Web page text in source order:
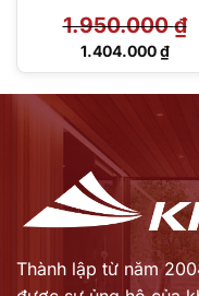
1.950.000₫
Giá
1.404.000₫
Giá
Thành lập từ năm